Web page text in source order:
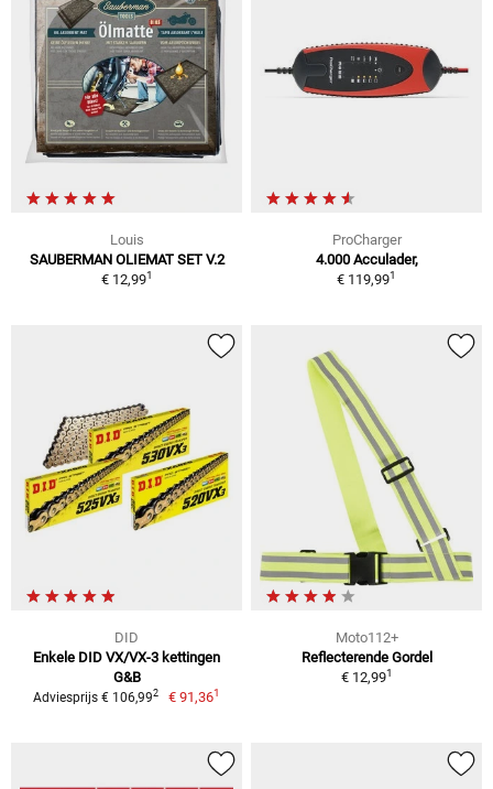
Louis
SAUBERMAN OLIEMAT SET V.2
€ 12,991
ProCharger
4.000 Acculader,
€ 119,991
DID
Enkele DID VX/VX-3 kettingen
G&B
Adviesprijs € 106,992 € 91,361
Moto112+
Reflecterende Gordel
€ 12,991